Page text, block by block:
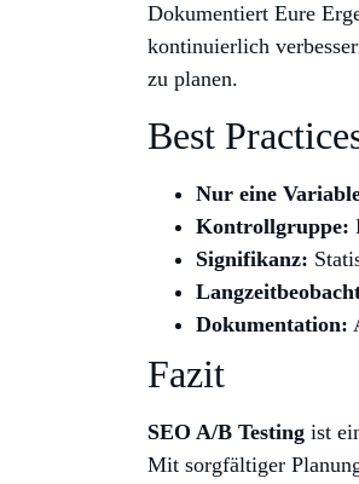
Dokumentiert Eure
kontinuierlich
zu planen.
Best
Nur eine
Kontrollgruppe:
Signifikanz:
Dokumentation:
Fazit
SEO A/B Testing ist
Mit sorgfältiger